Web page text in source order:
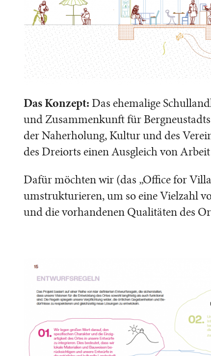
Das Konzept: Das ehemalige
und Zusammenkunft für
der Naherholung, Kultur und des
des Dreiorts einen Ausgleich von
Dafür möchten wir (das „Office for
umstrukturieren, um so eine Vielzahl
und die vorhandenen Qualitäten des